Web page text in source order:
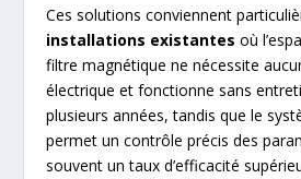
Ces solutions conviennent
installations existantes où
filtre magnétique ne nécessite
électrique et fonctionne sans
plusieurs années, tandis que le
permet un contrôle précis des
souvent un taux d’efficacité